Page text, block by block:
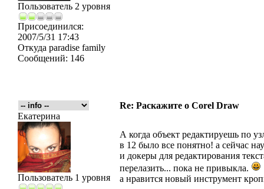
Пользователь 2 уровня
Присоединился:
2007/5/31 17:43
Откуда paradise family
Сообщений: 146
Re: Раскажите о Corel Draw
Екатерина
Пользователь 1 уровня
А когда объект редактируешь по
в 12 было все понятно! а сейчас
и докеры для редактирования
перелазить... пока не привыкла.
а нравится новый инструмент